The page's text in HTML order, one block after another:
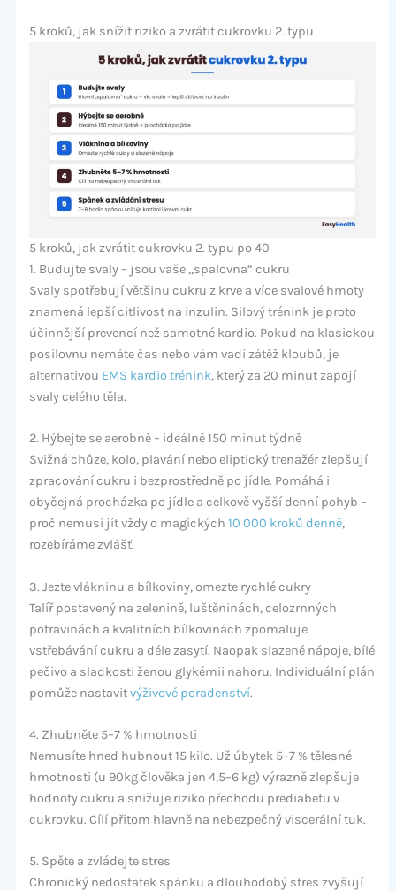
5 kroků, jak snížit riziko a zvrátit cukrovku 2. typu
5 kroků, jak zvrátit cukrovku 2. typu po 40
1. Budujte svaly – jsou vaše „spalovna“ cukru
Svaly spotřebují většinu cukru z krve a více svalové hmoty
znamená lepší citlivost na inzulin. Silový trénink je proto
účinnější prevencí než samotné kardio. Pokud na klasickou
posilovnu nemáte čas nebo vám vadí zátěž kloubů, je
alternativou EMS kardio trénink, který za 20 minut zapojí
svaly celého těla.
2. Hýbejte se aerobně – ideálně 150 minut týdně
Svižná chůze, kolo, plavání nebo eliptický trenažér zlepšují
zpracování cukru i bezprostředně po jídle. Pomáhá i
obyčejná procházka po jídle a celkově vyšší denní pohyb –
proč nemusí jít vždy o magických 10 000 kroků denně,
rozebíráme zvlášť.
3. Jezte vlákninu a bílkoviny, omezte rychlé cukry
Talíř postavený na zelenině, luštěninách, celozrnných
potravinách a kvalitních bílkovinách zpomaluje
vstřebávání cukru a déle zasytí. Naopak slazené nápoje, bílé
pečivo a sladkosti ženou glykémii nahoru. Individuální plán
pomůže nastavitvýživové poradenství.
4. Zhubněte 5–7 % hmotnosti
Nemusíte hned hubnout 15 kilo. Už úbytek 5–7 % tělesné
hmotnosti (u 90kg člověka jen 4,5–6 kg) výrazně zlepšuje
hodnoty cukru a snižuje riziko přechodu prediabetu v
cukrovku. Cílí přitom hlavně na nebezpečný viscerální tuk.
5. Spěte a zvládejte stres
Chronický nedostatek spánku a dlouhodobý stres zvyšují